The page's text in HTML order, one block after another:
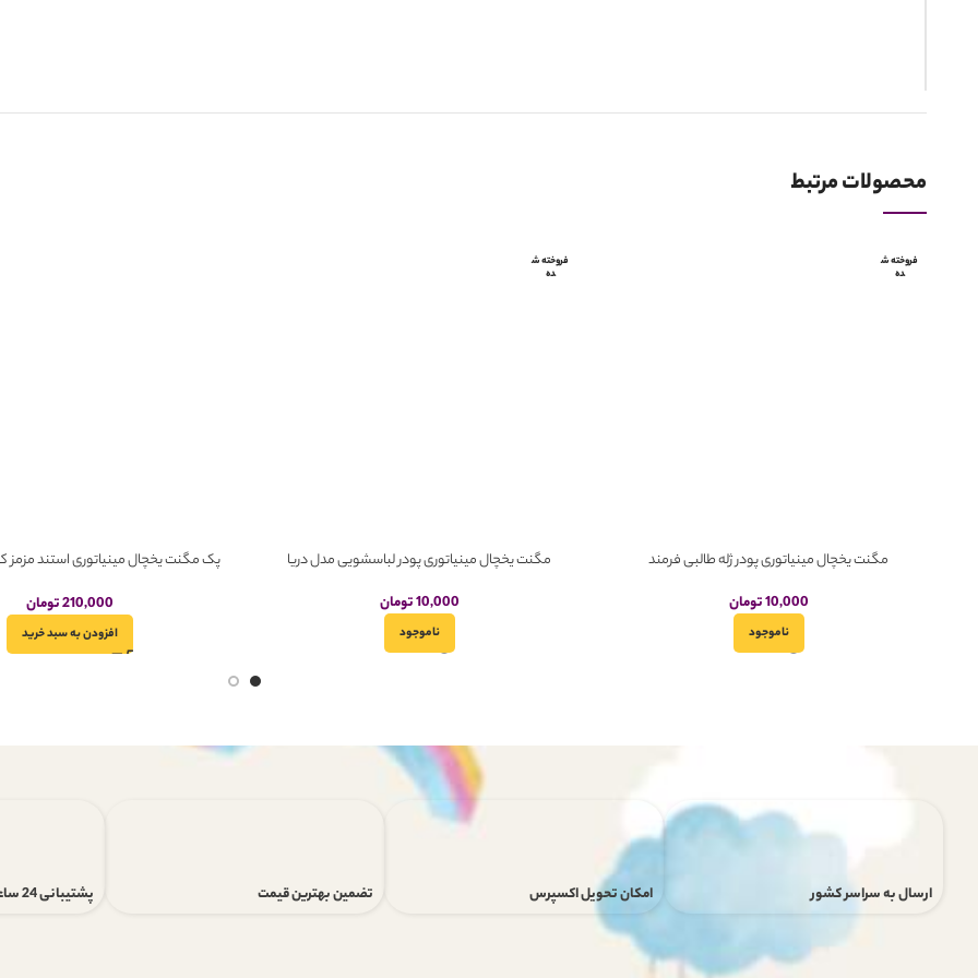
محصولات مرتبط
فروخته ش
ده
مگنت یخچال مینیاتوری پودر ژله طالبی فرمند
10,000تومان
ناموجود
فروخته ش
ده
مگنت یخچال مینیاتوری پودر لباسشویی مدل دریا
10,000تومان
ناموجود
210,000تومان
افزودن به سبد خرید
امکان تحویل اکسپرس
پشتیبانی 24 ساعته